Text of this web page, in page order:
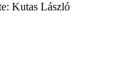
Kutas László